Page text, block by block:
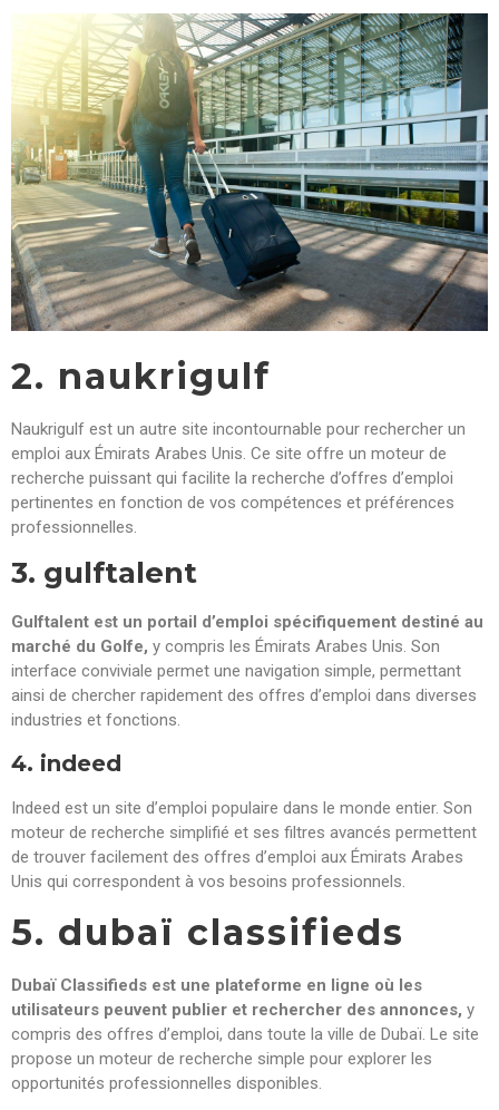
2. naukrigulf
Naukrigulf est un autre site incontournable pour rechercher un
emploi aux Émirats Arabes Unis. Ce site offre un moteur de
recherche puissant qui facilite la recherche d’offres d’emploi
pertinentes en fonction de vos compétences et préférences
professionnelles.
3. gulftalent
Gulftalent est un portail d’emploi spécifiquement destiné au
marché du Golfe, y compris les Émirats Arabes Unis. Son
interface conviviale permet une navigation simple, permettant
ainsi de chercher rapidement des offres d’emploi dans diverses
industries et fonctions.
4. indeed
Indeed est un site d’emploi populaire dans le monde entier. Son
moteur de recherche simplifié et ses filtres avancés permettent
de trouver facilement des offres d’emploi aux Émirats Arabes
Unis qui correspondent à vos besoins professionnels.
5. dubaï classifieds
Dubaï Classifieds est une plateforme en ligne où les
utilisateurs peuvent publier et rechercher des annonces, y
compris des offres d’emploi, dans toute la ville de Dubaï. Le site
propose un moteur de recherche simple pour explorer les
opportunités professionnelles disponibles.